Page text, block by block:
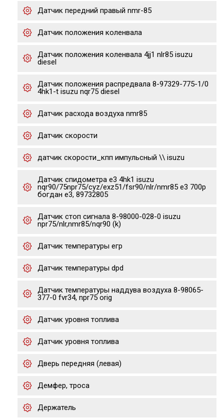
Датчик передний правый nmr-85
Датчик положения коленвала
Датчик положения коленвала 4jj1 nlr85 isuzu
diesel
Датчик положения распредвала 8-97329-775-1/0
4hk1-t isuzu nqr75 diesel
Датчик расхода воздуха nmr85
Датчик скорости
датчик скорости_кпп импульсный \\ isuzu
Датчик спидометра е3 4hk1 isuzu
nqr90/75npr75/cyz/exz51/fsr90/nlr/nmr85 e3 700p
богдан е3, 89732805
Датчик стоп сигнала 8-98000-028-0 isuzu
npr75/nlr,nmr85/nqr90 (k)
Датчик температуры егр
Датчик температуры dpd
Датчик температуры наддува воздуха 8-98065-
377-0 fvr34, npr75 orig
Датчик уровня топлива
Датчик уровня топлива
Дверь передняя (левая)
Демфер, троса
Держатель